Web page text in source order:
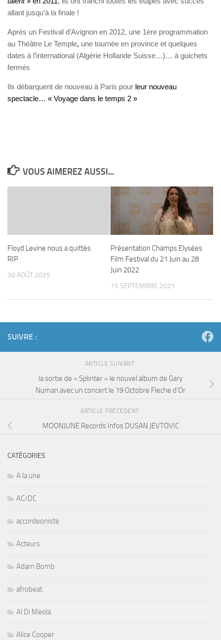
allant jusqu’à la finale !
Après un Festival d’Avignon en 2012, une 1ère programmation
au Théâtre Le Temple, une tournée en province et quelques
dates à l’international (Algérie Hollande Suisse…)… à guichets
fermés
Ils débarquent de nouveau à Paris pour leur nouveau
spectacle… « Voyage dans le temps 2 »
VOUS AIMEREZ AUSSI...
Floyd Levine nous a quittés
RIP
30 AOÛT 2025
Présentation Champs Elysées
Film Festival du 21 Juin au 28
Juin 2022
15 SEPTEMBRE 2021
SUIVRE :
ARTICLE SUIVANT
la sortie de « Splinter » le nouvel album de Gary
Numan.avec un concert le 19 Octobre Fleche d’Or
ARTICLE PRÉCÉDENT
MOONJUNE Records Infos DUSAN JEVTOVIC
CATÉGORIES
A la une
AC/DC
accordeoniste
Acteurs
Adam Bomb
afrobeat
Al Di Meola
Alice Cooper